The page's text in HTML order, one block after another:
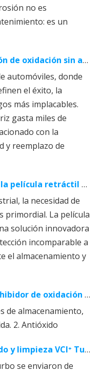
no es
es un
oxidación para cuatro piezas automotrices principales
automóviles, donde
el éxito, la
más implacables.
gasta miles de
con la
y reemplazo de
retráctil VCI?
la necesidad de
primordial. La película
solución innovadora
incomparable a
el almacenamiento y
oxidación VCI⁺ Cigüeñal
de almacenamiento,
2. Antióxido
VCI⁺ Turbo Shell
se enviaron de